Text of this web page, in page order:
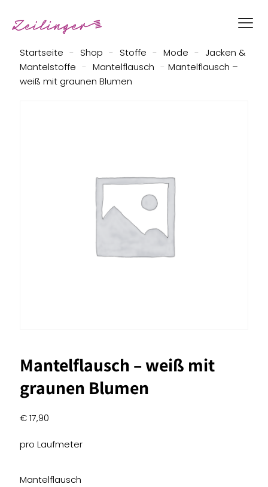
Startseite - Shop - Stoffe - Mode -
Jacken &
Mantelstoffe - Mantelflausch - Mantelflausch –
weiß mit graunen Blumen
Mantelflausch – weiß mit
graunen Blumen
€17,90
pro Laufmeter
Mantelflausch